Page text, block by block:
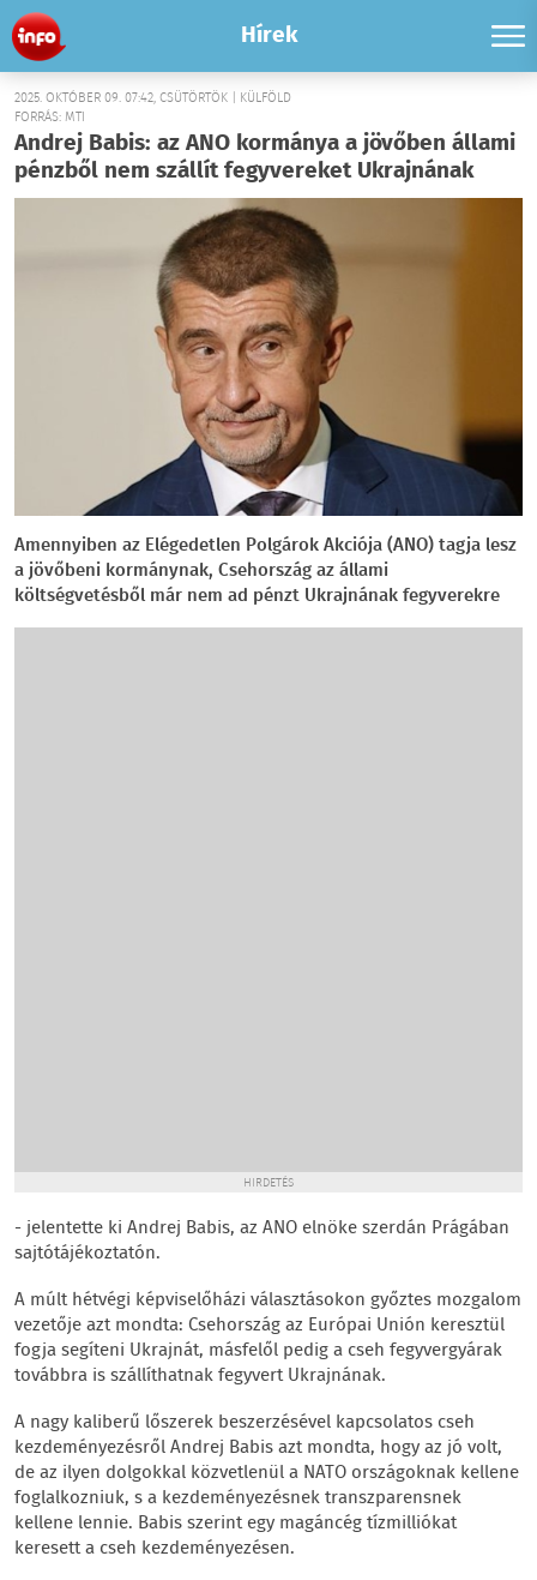
Hírek
2025. OKTÓBER 09. 07:42, CSÜTÖRTÖK | KÜLFÖLD
FORRÁS: MTI
Andrej Babis: az ANO kormánya a jövőben állami
pénzből nem szállít fegyvereket Ukrajnának
Amennyiben az Elégedetlen Polgárok Akciója (ANO) tagja lesz
a jövőbeni kormánynak, Csehország az állami
költségvetésből már nem ad pénzt Ukrajnának fegyverekre
HIRDETÉS
- jelentette ki Andrej Babis, az ANO elnöke szerdán Prágában
sajtótájékoztatón.
A múlt hétvégi képviselőházi választásokon győztes mozgalom
vezetője azt mondta: Csehország az Európai Unión keresztül
fogja segíteni Ukrajnát, másfelől pedig a cseh fegyvergyárak
továbbra is szállíthatnak fegyvert Ukrajnának.
A nagy kaliberű lőszerek beszerzésével kapcsolatos cseh
kezdeményezésről Andrej Babis azt mondta, hogy az jó volt,
de az ilyen dolgokkal közvetlenül a NATO országoknak kellene
foglalkozniuk, s a kezdeményezésnek transzparensnek
kellene lennie. Babis szerint egy magáncég tízmilliókat
keresett a cseh kezdeményezésen.